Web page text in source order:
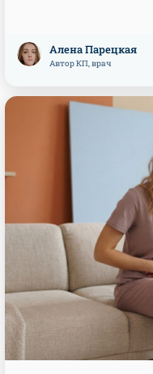
Алена Парецкая
Автор КП, врач